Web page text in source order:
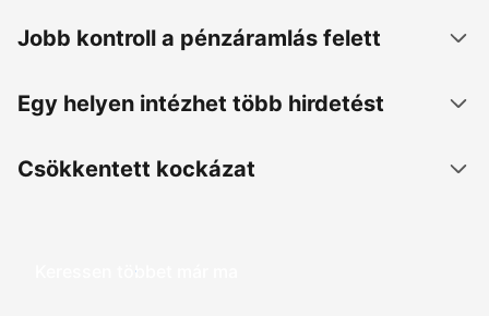
Jobb kontroll a pénzáramlás felett
Egy helyen intézhet több hirdetést
Csökkentett kockázat
Keressen többet már ma